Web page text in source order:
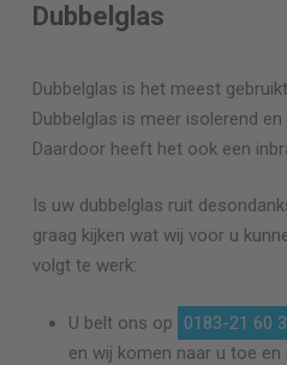
Dubbelglas
Dubbelglas is het meest
Dubbelglas is meer isolerend
Daardoor heeft het ook een
Is uw dubbelglas ruit
graag kijken wat wij voor u
volgt te werk:
U belt ons op
0183-21 60
en wij komen naar u toe